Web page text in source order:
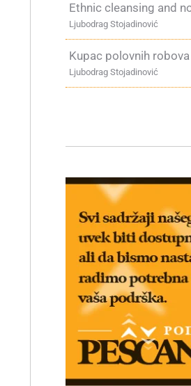
Ethnic cleansing and
Ljubodrag Stojadinović
Kupac polovnih robova
Ljubodrag Stojadinović